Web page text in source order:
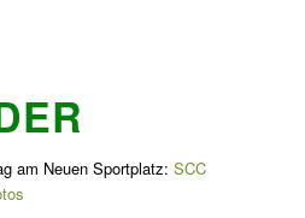
am Neuen Sportplatz:SCC